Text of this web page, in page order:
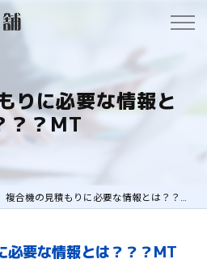
りに必要な情報と
？？MT
複合機の見積もりに必要な情報とは？？？MT
必要な情報とは？？？MT